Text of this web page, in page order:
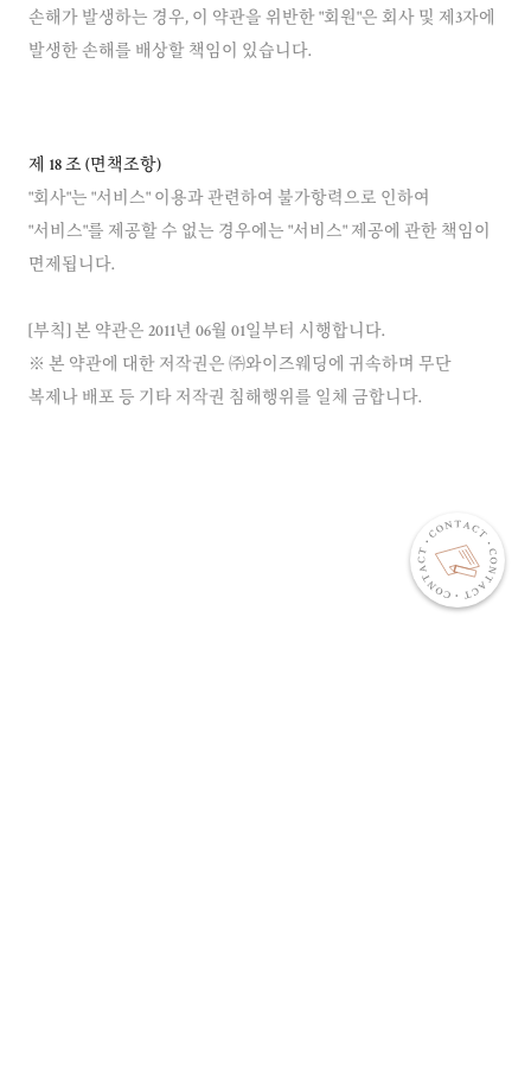
손해가 발생하는 경우, 이 약관을 위반한 "회원"은 회사 및 제3자에
발생한 손해를 배상할 책임이 있습니다.
제 18 조 (면책조항)
"회사"는 "서비스" 이용과 관련하여 불가항력으로 인하여
"서비스"를 제공할 수 없는 경우에는 "서비스" 제공에 관한 책임이
면제됩니다.
[부칙] 본 약관은 2011년 06월 01일부터 시행합니다.
※ 본 약관에 대한 저작권은 ㈜와이즈웨딩에 귀속하며 무단
복제나 배포 등 기타 저작권 침해행위를 일체 금합니다.